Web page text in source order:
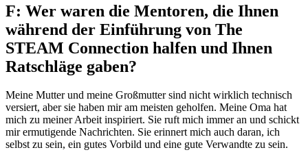
F: Wer waren die Mentoren, die Ihnen
während der Einführung von The
STEAM Connection halfen und Ihnen
Ratschläge gaben?
Meine Mutter und meine Großmutter sind nicht wirklich technisch
versiert, aber sie haben mir am meisten geholfen. Meine Oma hat
mich zu meiner Arbeit inspiriert. Sie ruft mich immer an und schickt
mir ermutigende Nachrichten. Sie erinnert mich auch daran, ich
selbst zu sein, ein gutes Vorbild und eine gute Verwandte zu sein.